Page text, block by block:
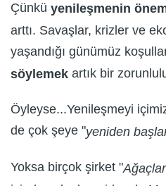
Çünkü yenileşmenin
arttı. Savaşlar, krizler ve
yaşandığı günümüz
söylemek artık bir
Öyleyse...Yenileşmeyi
de çok şeye "yeniden
Yoksa birçok şirket "